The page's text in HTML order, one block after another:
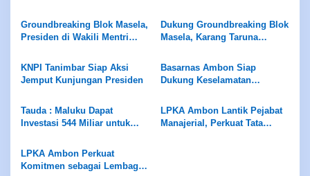
Blok Masela
Groundbreaking Blok Masela,
Presiden di Wakili Mentri
Dukung Groundbreaking Blok
Masela, Karang Taruna
Sentuhan Ke UMKM,
Kesehatan Hingga Pendidikan
KNPI Tanimbar Siap Aksi
Jemput Kunjungan Presiden
Basarnas Ambon Siap
Dukung Keselamatan
Diminta Perhatikan Fasilitas
Penunjang
Tauda : Maluku Dapat
Investasi 544 Miliar untuk
LPKA Ambon Lantik Pejabat
Manajerial, Perkuat Tata
LPKA Ambon Perkuat
Komitmen sebagai Lembaga